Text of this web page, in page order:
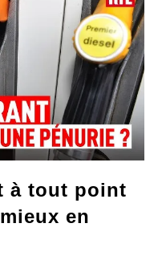
à tout point
en